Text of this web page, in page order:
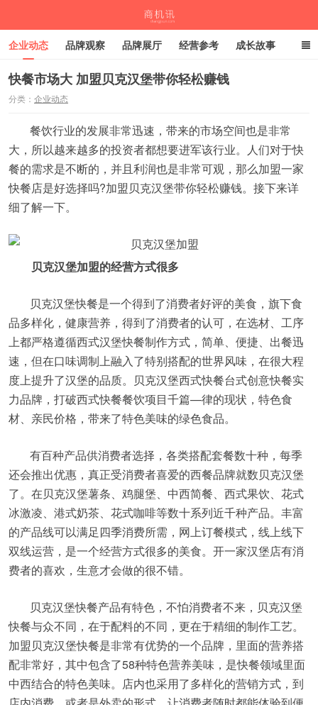
企业动态 品牌观察 品牌展厅 经营参考 成长故事
深度观察 伙伴计划
快餐市场大 加盟贝克汉堡带你轻松赚钱
分类： 企业动态
餐饮行业的发展非常迅速，带来的市场空间也是非常
大，所以越来越多的投资者都想要进军该行业。人们对于快
餐的需求是不断的，并且利润也是非常可观，那么加盟一家
快餐店是好选择吗?加盟贝克汉堡带你轻松赚钱。接下来详
细了解一下。
贝克汉堡加盟的经营方式很多
贝克汉堡快餐是一个得到了消费者好评的美食，旗下食
品多样化，健康营养，得到了消费者的认可，在选材、工序
上都严格遵循西式汉堡快餐制作方式，简单、便捷、出餐迅
速，但在口味调制上融入了特别搭配的世界风味，在很大程
度上提升了汉堡的品质。贝克汉堡西式快餐台式创意快餐实
力品牌，打破西式快餐餐饮项目千篇—律的现状，特色食
材、亲民价格，带来了特色美味的绿色食品。
有百种产品供消费者选择，各类搭配套餐数十种，每季
还会推出优惠，真正受消费者喜爱的西餐品牌就数贝克汉堡
了。在贝克汉堡薯条、鸡腿堡、中西简餐、西式果饮、花式
冰激凌、港式奶茶、花式咖啡等数十系列近千种产品。丰富
的产品线可以满足四季消费所需，网上订餐模式，线上线下
双线运营，是一个经营方式很多的美食。开一家汉堡店有消
费者的喜欢，生意才会做的很不错。
贝克汉堡快餐产品有特色，不怕消费者不来，贝克汉堡
快餐与众不同，在于配料的不同，更在于精细的制作工艺。
加盟贝克汉堡快餐是非常有优势的一个品牌，里面的营养搭
配非常好，其中包含了58种特色营养美味，是快餐领域里面
中西结合的特色美味。店内也采用了多样化的营销方式，到